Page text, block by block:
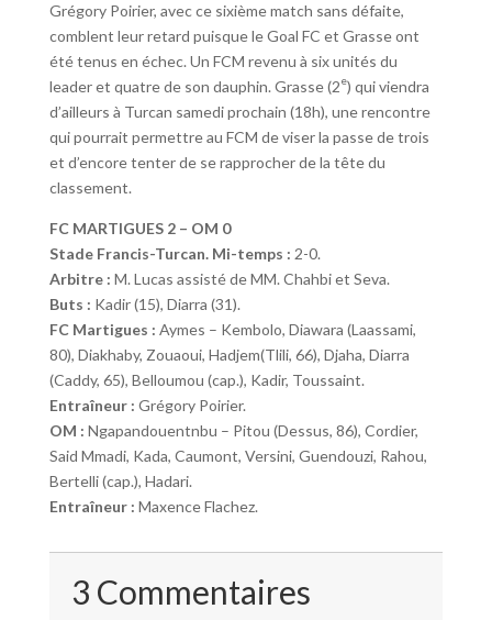
Grégory Poirier, avec ce sixième match sans défaite,
comblent leur retard puisque le Goal FC et Grasse ont
été tenus en échec. Un FCM revenu à six unités du
leader et quatre de son dauphin. Grasse (2e) qui viendra
d’ailleurs à Turcan samedi prochain (18h), une rencontre
qui pourrait permettre au FCM de viser la passe de trois
et d’encore tenter de se rapprocher de la tête du
classement.
FC MARTIGUES 2 – OM 0
Stade Francis-Turcan. Mi-temps : 2-0.
Arbitre : M. Lucas assisté de MM. Chahbi et Seva.
Buts : Kadir (15), Diarra (31).
FC Martigues : Aymes – Kembolo, Diawara (Laassami,
80), Diakhaby, Zouaoui, Hadjem(Tlili, 66), Djaha, Diarra
(Caddy, 65), Belloumou (cap.), Kadir, Toussaint.
Entraîneur : Grégory Poirier.
OM : Ngapandouentnbu – Pitou (Dessus, 86), Cordier,
Said Mmadi, Kada, Caumont, Versini, Guendouzi, Rahou,
Bertelli (cap.), Hadari.
Entraîneur : Maxence Flachez.
3 Commentaires